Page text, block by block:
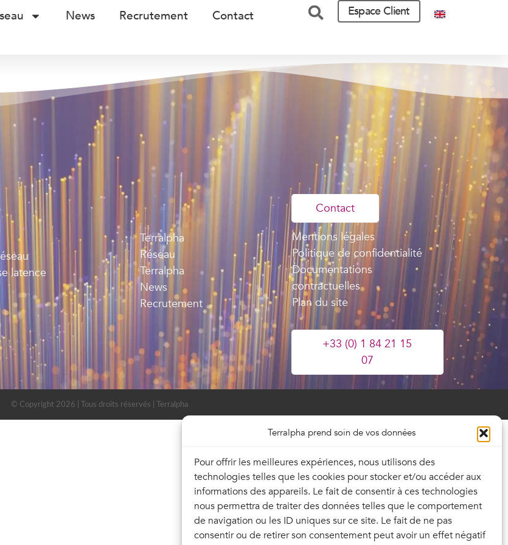
Terralpha prend soin de vos données
Pour offrir les meilleures expériences, nous utilisons des
technologies telles que les cookies pour stocker et/ou accéder aux
informations des appareils. Le fait de consentir à ces technologies
nous permettra de traiter des données telles que le comportement
de navigation ou les ID uniques sur ce site. Le fait de ne pas
consentir ou de retirer son consentement peut avoir un effet négatif
News Recrutement Contact Espace Client
latence
Terralpha
Réseau
Terralpha
News
Recrutement
Contact
Mentions légales
Politique de confidentialité
Documentations
contractuelles
Plan du site
+33 (0) 1 84 21 15
07
© Copyright 2026 | Tous droits réservés | Terralpha